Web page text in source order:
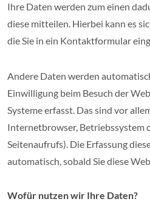
Ihre Daten werden zum einen
diese mitteilen. Hierbei kann es
die Sie in ein Kontaktformular
Andere Daten werden
Einwilligung beim Besuch der
Systeme erfasst. Das sind vor
Internetbrowser, Betriebssystem
Seitenaufrufs). Die Erfassung
automatisch, sobald Sie diese
Wofür nutzen wir Ihre Daten?